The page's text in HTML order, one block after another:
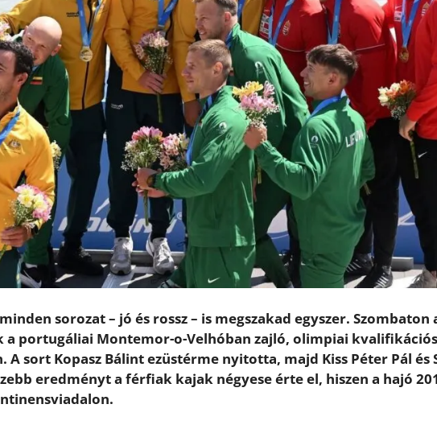
sorozat – jó és rossz – is megszakad egyszer. Szombaton
portugáliai Montemor-o-Velhóban zajló, olimpiai
A sort Kopasz Bálint ezüstérme nyitotta, majd Kiss Péter Pál és
eredményt a férfiak kajak négyese érte el, hiszen a hajó